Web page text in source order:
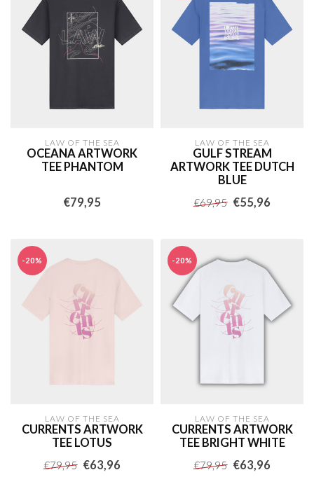
LAW OF THE SEA
OCEANA ARTWORK
TEE PHANTOM
€79,95
LAW OF THE SEA
GULF STREAM
ARTWORK TEE DUTCH
BLUE
€69,95 €55,96
-20%
LAW OF THE SEA
CURRENTS ARTWORK
TEE LOTUS
€79,95 €63,96
-20%
LAW OF THE SEA
CURRENTS ARTWORK
TEE BRIGHT WHITE
€79,95 €63,96